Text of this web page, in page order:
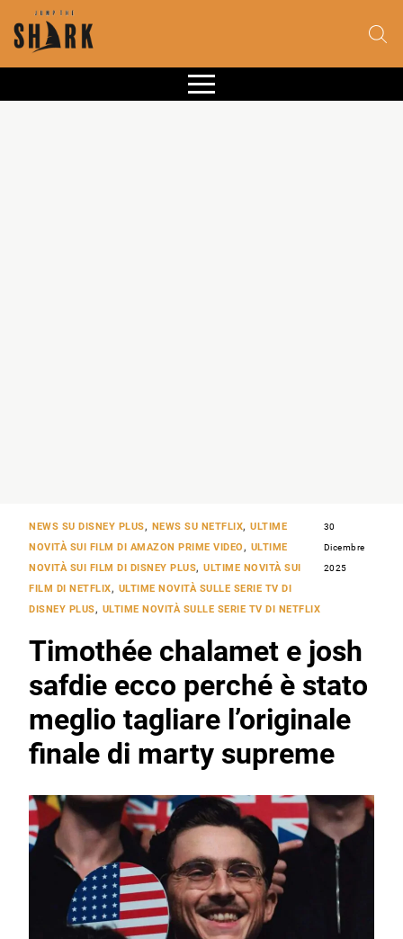
NEWS SU DISNEY PLUS, NEWS SU NETFLIX,ULTIME
NOVITÀ SUI FILM DI AMAZON PRIME VIDEO, ULTIME
NOVITÀ SUI FILM DI DISNEY PLUS,ULTIME NOVITÀ SUI
FILM DI NETFLIX, ULTIME NOVITÀ SULLE SERIE TV DI
DISNEY PLUS, ULTIME NOVITÀ SULLE SERIE TV DI NETFLIX
30
Dicembre
2025
Timothée chalamet e josh
safdie ecco perché è stato
meglio tagliare l’originale
finale di marty supreme